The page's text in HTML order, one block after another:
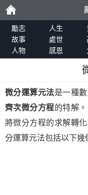
勵
志
勵志 人生
故事
處世
人物
感恩
微分運算元法是一種
齊次微分方程的特解
將微分方程的求解轉
分運算元法包括以下幾